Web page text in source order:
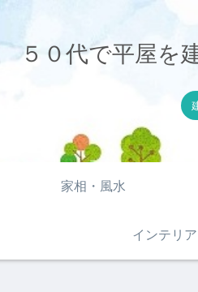
５０代で平屋を
家相・風水
インテリア